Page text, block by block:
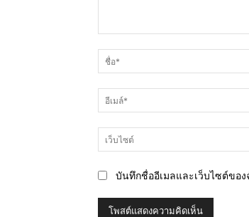
คิด
เห็น
บันทึกชื่ออีเมลและเว็บไซต์ขอ